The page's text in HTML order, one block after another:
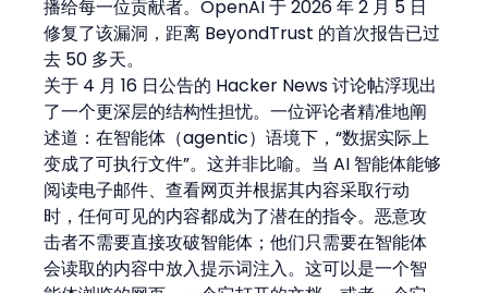
播给每一位贡献者。OpenAI 于 2026 年 2 月 5 日
修复了该漏洞，距离 BeyondTrust 的首次报告已过
去 50 多天。
关于 4 月 16 日公告的 Hacker News 讨论帖浮现出
了一个更深层的结构性担忧。一位评论者精准地阐
述道：在智能体（agentic）语境下，“数据实际上
变成了可执行文件”。这并非比喻。当 AI 智能体能够
阅读电子邮件、查看网页并根据其内容采取行动
时，任何可见的内容都成为了潜在的指令。恶意攻
击者不需要直接攻破智能体；他们只需要在智能体
会读取的内容中放入提示词注入。这可以是一个智